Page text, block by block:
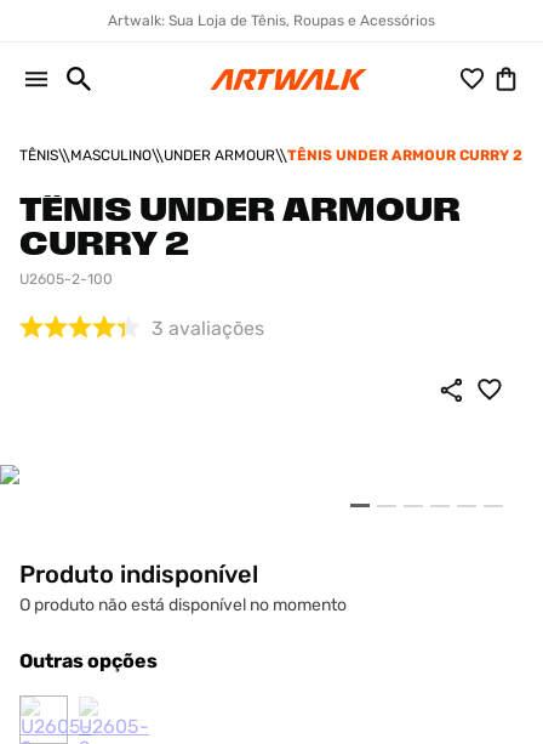
Artwalk: Sua Loja de Tênis, Roupas e Acessórios
TÊNIS MASCULINO UNDER ARMOUR TÊNIS UNDER ARMOUR CURRY 2
TÊNIS UNDER ARMOUR
CURRY 2
U2605-2-100
3 avaliações
Produto indisponível
O produto não está disponível no momento
Outras opções